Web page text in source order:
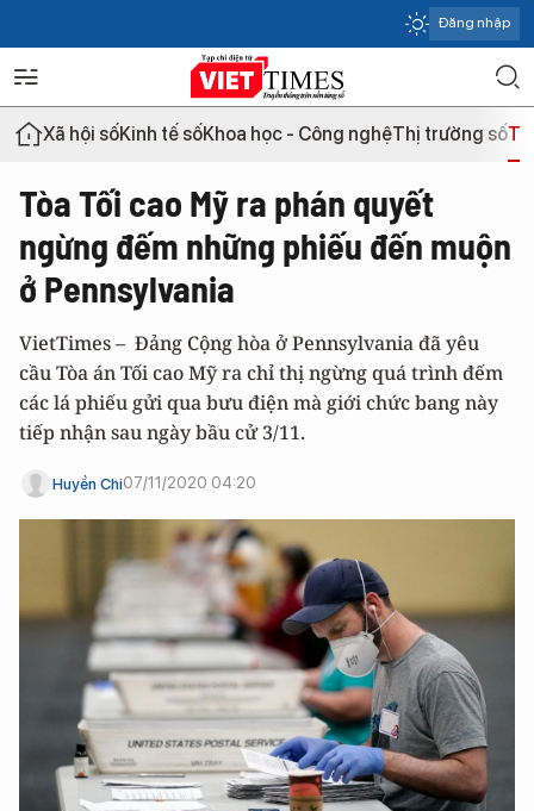
Đăng nhập
Xã hội sốKinh tế sốKhoa học - Công nghệThị trường số
Tòa Tối cao Mỹ ra phán quyết
ngừng đếm những phiếu đến muộn
ở Pennsylvania
VietTimes – Đảng Cộng hòa ở Pennsylvania đã yêu
cầu Tòa án Tối cao Mỹ ra chỉ thị ngừng quá trình đếm
các lá phiếu gửi qua bưu điện mà giới chức bang này
tiếp nhận sau ngày bầu cử 3/11.
Huyền Chi07/11/2020 04:20